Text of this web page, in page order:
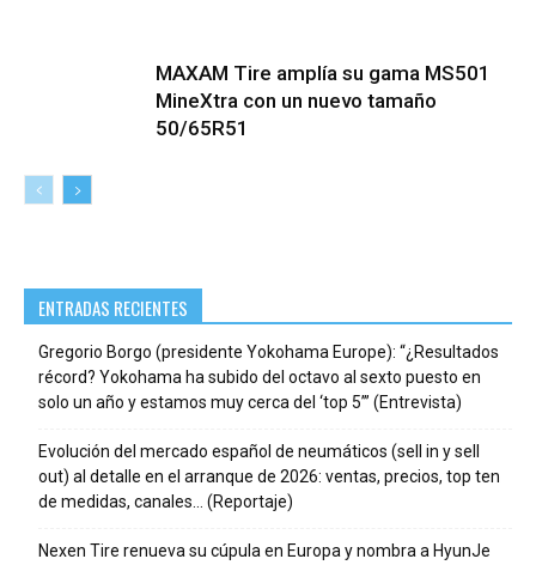
MAXAM Tire amplía su gama MS501
MineXtra con un nuevo tamaño
50/65R51
ENTRADAS RECIENTES
Gregorio Borgo (presidente Yokohama Europe): “¿Resultados
récord? Yokohama ha subido del octavo al sexto puesto en
solo un año y estamos muy cerca del ‘top 5’” (Entrevista)
Evolución del mercado español de neumáticos (sell in y sell
out) al detalle en el arranque de 2026: ventas, precios, top ten
de medidas, canales… (Reportaje)
Nexen Tire renueva su cúpula en Europa y nombra a HyunJe